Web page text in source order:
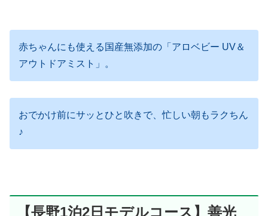
赤ちゃんにも使える国産無添加の「アロベビー UV＆
アウトドアミスト」。
おでかけ前にサッとひと吹きで、忙しい朝もラクちん
♪
【長野1泊2日モデルコース】善光